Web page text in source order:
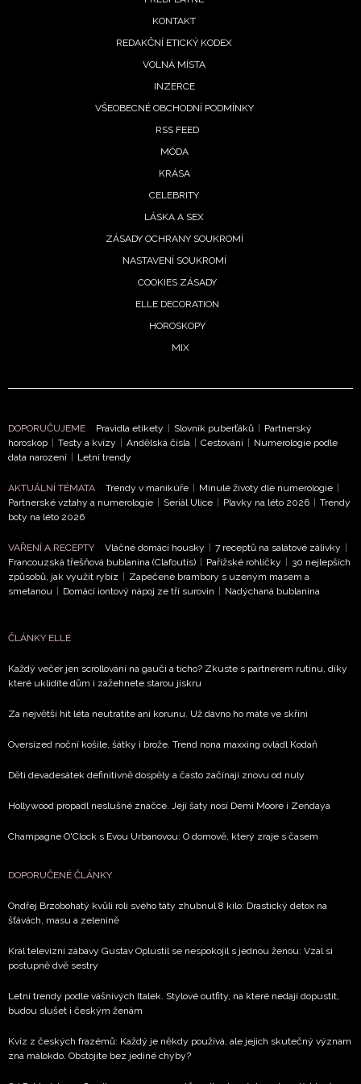
KONTAKT
REDAKČNÍ ETICKÝ KODEX
VOLNÁ MÍSTA
INZERCE
VŠEOBECNÉ OBCHODNÍ PODMÍNKY
RSS FEED
MÓDA
KRÁSA
CELEBRITY
LÁSKA A SEX
ZÁSADY OCHRANY SOUKROMÍ
NASTAVENÍ SOUKROMÍ
COOKIES ZÁSADY
ELLE DECORATION
HOROSKOPY
MIX
DOPORUČUJEME Pravidla etikety | Slovník puberťáků | Partnerský
horoskop | Testy a kvízy | Andělská čísla | Cestování | Numerologie podle
data narození | Letní trendy
AKTUÁLNÍ TÉMATA Trendy v manikúře | Minulé životy dle numerologie |
Partnerské vztahy a numerologie | Seriál Ulice | Plavky na léto 2026 | Trendy
boty na léto 2026
VAŘENÍ A RECEPTY Vláčné domácí housky | 7 receptů na salátové zálivky |
Francouzská třešňová bublanina (Clafoutis) | Pařížské rohlíčky | 30 nejlepších
způsobů, jak využít rybíz | Zapečené brambory s uzeným masem a
smetanou | Domácí iontový nápoj ze tří surovin | Nadýchaná bublanina
ČLÁNKY ELLE
Každý večer jen scrollování na gauči a ticho? Zkuste s partnerem rutinu, díky
které uklidíte dům i zažehnete starou jiskru
Za největší hit léta neutratíte ani korunu. Už dávno ho máte ve skříni
Oversized noční košile, šátky i brože. Trend nona maxxing ovládl Kodaň
Děti devadesátek definitivně dospěly a často začínají znovu od nuly
Hollywood propadl neslušné značce. Její šaty nosí Demi Moore i Zendaya
Champagne O'Clock s Evou Urbanovou: O domově, který zraje s časem
DOPORUČENÉ ČLÁNKY
Ondřej Brzobohatý kvůli roli svého táty zhubnul 8 kilo: Drastický detox na
šťávách, masu a zelenině
Král televizní zábavy Gustav Oplustil se nespokojil s jednou ženou: Vzal si
postupně dvě sestry
Letní trendy podle vášnivých Italek. Stylové outfity, na které nedají dopustit,
budou slušet i českým ženám
Kvíz z českých frazémů: Každý je někdy používá, ale jejich skutečný význam
zná málokdo. Obstojíte bez jediné chyby?